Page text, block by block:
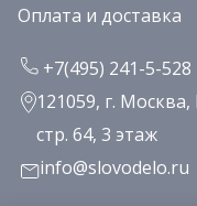
Оплата и доставка
+7(495) 241-5-528
121059, г.
стр. 64, 3 этаж
info@slovodelo.ru